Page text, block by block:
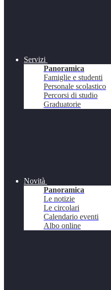
Servizi
Panoramica
Famiglie e studenti
Personale scolastico
Percorsi di studio
Graduatorie
Novità
Panoramica
Le notizie
Le circolari
Calendario eventi
Albo online